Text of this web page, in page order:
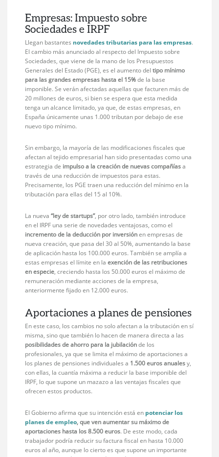
Empresas: Impuesto sobre
Sociedades e IRPF
Llegan bastantes novedades tributarias para las empresas.
El cambio más anunciado al respecto del Impuesto sobre
Sociedades, que viene de la mano de los Presupuestos
Generales del Estado (PGE), es el aumento deltipo mínimo
para las grandes empresas hasta el 15%de la base
imponible. Se verán afectadas aquellas que facturen más de
20 millones de euros, si bien se espera que esta medida
tenga un alcance limitado, ya que, de estas empresas, en
España únicamente unas 1.000 tributan por debajo de ese
nuevo tipo mínimo.
Sin embargo, la mayoría de las modificaciones fiscales que
afectan al tejido empresarial han sido presentadas como una
estrategia de impulso a la creación de nuevas compañíasa
través de una reducción de impuestos para estas.
Precisamente, los PGE traen una reducción del mínimo en la
tributación para ellas del 15 al 10%.
La nueva“ley de startups”, por otro lado, también introduce
en el IRPF una serie de novedades ventajosas, como el
incremento de la deducción por inversiónen empresas de
nueva creación, que pasa del 30 al 50%, aumentando la base
de aplicación hasta los 100.000 euros. También se amplía a
estas empresas el límite en laexención de las retribuciones
en especie, creciendo hasta los 50.000 euros el máximo de
remuneración mediante acciones de la empresa,
anteriormente fijado en 12.000 euros.
Aportaciones a planes de pensiones
En este caso, los cambios no solo afectan a la tributación en sí
misma, sino que también lo hacen de manera directa a las
posibilidades de ahorro para la jubilaciónde los
profesionales, ya que se limita el máximo de aportaciones a
los planes de pensiones individuales a 1.500 euros anualesy,
con ellas, la cuantía máxima a reducir la base imponible del
IRPF, lo que supone un mazazo a las ventajas fiscales que
ofrecen estos productos.
El Gobierno afirma que su intención está en potenciar los
planes de empleo, que ven aumentar su máximo de
aportaciones hasta los 8.500 euros. De este modo, cada
trabajador podría reducir su factura fiscal en hasta 10.000
euros al año, aunque lo cierto es que supone un importante